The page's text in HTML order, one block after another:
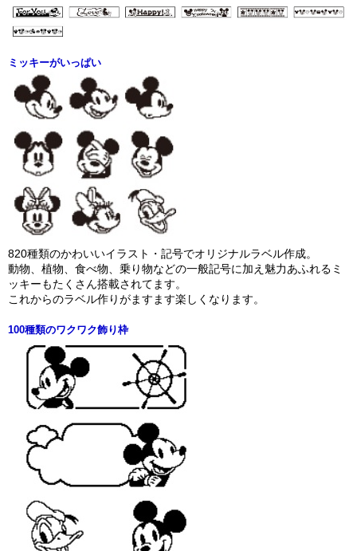
ミッキーがいっぱい
820種類のかわいいイラスト・記号でオリジナルラベル作成。
動物、植物、食べ物、乗り物などの一般記号に加え魅力あふれるミ
ッキーもたくさん搭載されてます。
これからのラベル作りがますます楽しくなります。
100種類のワクワク飾り枠